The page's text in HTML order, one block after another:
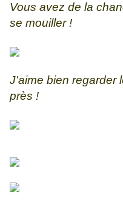
Vous avez de la
se mouiller !
J'aime bien regarder
près !